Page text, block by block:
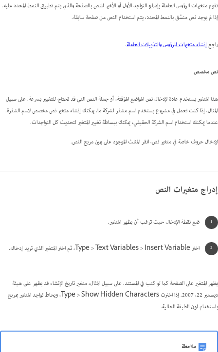
تقوم متغيرات الرؤوس العاملة بإدراج التواجد الأول أو الأخير للنص بالصفحة والذي يتم تطبيق النمط المحدد عليه.
إذا لم يوجد نص منسَّق بالنمط المحدد، يتم استخدام النص من صفحة سابقة.
راجعإنشاء متغيرات للرؤوس والتذييلات العاملة.
نص مخصص
هذا المتغير يستخدم عادة لإدخال نص المواضع المؤقتة، أو جملة النص التي قد تحتاج للتغيير بسرعة. على سبيل
المثال، إذا كنت تعمل في مشروع يستخدم اسم مشفر لشركة ما، يمكنك إنشاء متغير نص مخصص لاسم الشفرة.
عندما يمكنك استخدام اسم الشركة الحقيقي، يمكنك ببساطة تغيير المتغير لتحديث كل التواجدات.
لإدخال حروف خاصة في متغير نص، انقر المثلث الموجود على يمين مربع النص.
إدراج متغيرات النص
ضع نقطة الإدخال حيث ترغب أن يظهر المتغير.
اختر Type > Text Variables > Insert Variable، ثم اختر المتغير الذي تريد إدخاله.
يظهر المتغير على الصفحة كما لو كتب في المستند. على سبيل المثال، متغير تاريخ الإنشاء قد يظهر على هيئة
ديسمبر 22، 2007. إذا اخترت Type > Show Hidden Characters، ويحاط تواجد المتغير بمربع
باستخدام لون الطبقة الحالية.
ملاحظة